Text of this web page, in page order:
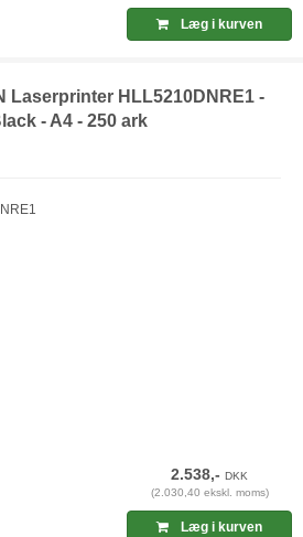
Læg i kurven
Laserprinter HLL5210DNRE1 -
- A4 - 250 ark
2.538,-DKK
(2.030,40 ekskl. moms)
Læg i kurven